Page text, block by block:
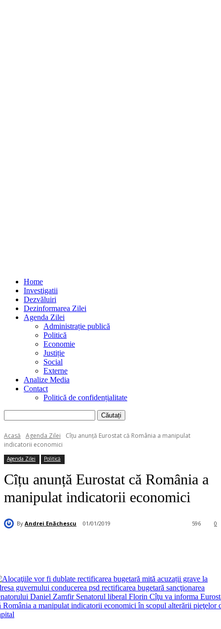
Home
Investigatii
Dezvăluiri
Dezinformarea Zilei
Agenda Zilei
Administrație publică
Politică
Economie
Justiție
Social
Externe
Analize Media
Contact
Politică de confidențialitate
Acasă Agenda Zilei
Cîțu anunță Eurostat că România a manipulat
indicatorii economici
Agenda Zilei Politică
Cîțu anunță Eurostat că România a
manipulat indicatorii economici
By Andrei Enăchescu 01/01/2019 0
596